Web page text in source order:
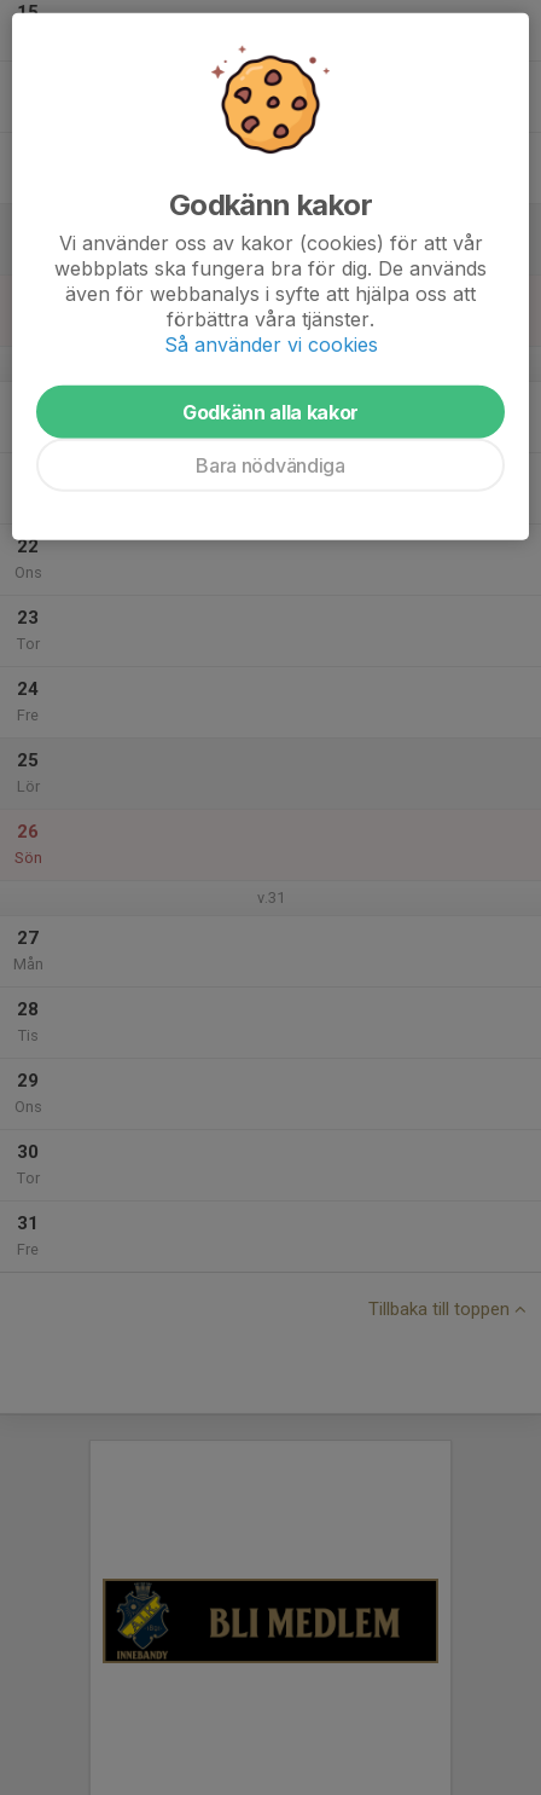
15
20
Mån
22
Ons
23
Tor
24
Fre
25
Lör
26
Sön
v.31
27
Mån
28
Tis
29
Ons
30
Tor
31
Fre
Tillbaka till toppen
Godkänn kakor
Vi använder oss av kakor (cookies) för att vår
webbplats ska fungera bra för dig. De används
även för webbanalys i syfte att hjälpa oss att
förbättra våra tjänster.
Så använder vi cookies
Godkänn alla kakor
Bara nödvändiga